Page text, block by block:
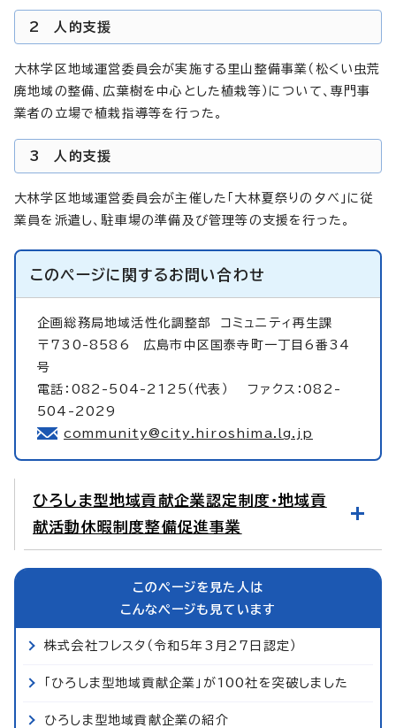
2 人的支援
大林学区地域運営委員会が実施する里山整備事業（松くい虫荒
廃地域の整備、広葉樹を中心とした植栽等）について、専門事
業者の立場で植栽指導等を行った。
3 人的支援
大林学区地域運営委員会が主催した「大林夏祭りの夕べ」に従
業員を派遣し、駐車場の準備及び管理等の支援を行った。
このページに関するお問い合わせ
企画総務局地域活性化調整部 コミュニティ再生課
〒730-8586 広島市中区国泰寺町一丁目6番34
号
電話：082-504-2125（代表） ファクス：082-
504-2029
community@city.hiroshima.lg.jp
ひろしま型地域貢献企業認定制度・地域貢
献活動休暇制度整備促進事業
このページを見た人は
こんなページも見ています
株式会社フレスタ（令和5年3月27日認定）
「ひろしま型地域貢献企業」が100社を突破しました
ひろしま型地域貢献企業の紹介